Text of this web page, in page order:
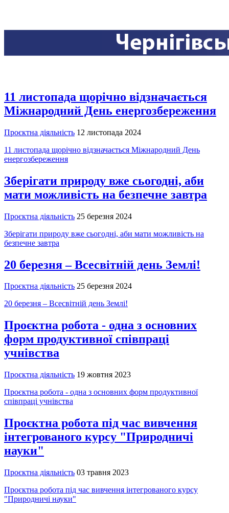
11 листопада щорічно відзначається
Міжнародний День енергозбереження
Проєктна діяльність 12 листопада 2024
11 листопада щорічно відзначається Міжнародний День
енергозбереження
Зберігати природу вже сьогодні, аби
мати можливість на безпечне завтра
Проєктна діяльність 25 березня 2024
Зберігати природу вже сьогодні, аби мати можливість на
безпечне завтра
20 березня – Всесвітній день Землі!
Проєктна діяльність 25 березня 2024
20 березня – Всесвітній день Землі!
Проєктна робота - одна з основних
форм продуктивної співпраці
учнівства
Проєктна діяльність 19 жовтня 2023
Проєктна робота - одна з основних форм продуктивної
співпраці учнівства
Проєктна робота під час вивчення
інтегрованого курсу "Природничі
науки"
Проєктна діяльність 03 травня 2023
Проєктна робота під час вивчення інтегрованого курсу
"Природничі науки"